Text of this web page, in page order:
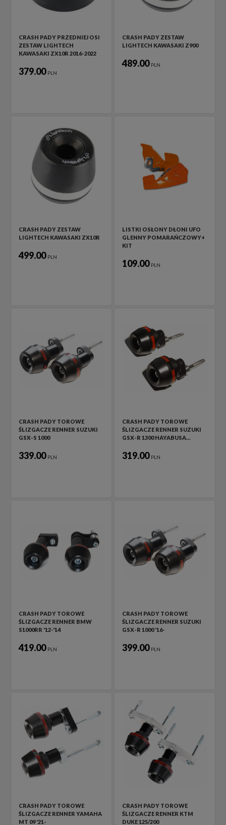
CRASH PADY PRZEDNIEJ OSI
ZESTAW LIGHTECH
KAWASAKI ZX10R 2016-2022
379.00 PLN
CRASH PADY ZESTAW
LIGHTECH KAWASAKI Z900
489.00 PLN
CRASH PADY ZESTAW
LIGHTECH KAWASAKI ZX10R
499.00 PLN
LISTKI OSŁONY DŁONI UFO
GLENNY POMARAŃCZOWY+
KIT
109.00 PLN
CRASH PADY TOROWE
ŚLIZGACZE RENNER SUZUKI
GSX-S 1000
339.00 PLN
CRASH PADY TOROWE
ŚLIZGACZE RENNER SUZUKI
GSX-R 1300 HAYABUSA…
319.00 PLN
CRASH PADY TOROWE
ŚLIZGACZE RENNER BMW
S1000RR '12-'14
419.00 PLN
CRASH PADY TOROWE
ŚLIZGACZE RENNER SUZUKI
GSX-R 1000 '16-
399.00 PLN
CRASH PADY TOROWE
ŚLIZGACZE RENNER YAMAHA
MT 09 '21-
CRASH PADY TOROWE
ŚLIZGACZE RENNER KTM
DUKE 125/200